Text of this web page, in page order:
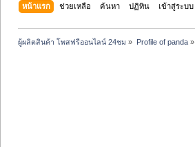
หน้าแรก ช่วยเหลือ ค้นหา ปฏิทิน เข้าสู่ระบบ
ผู้ผลิตสินค้า โพสฟรีออนไลน์ 24ชม » Profile of panda»